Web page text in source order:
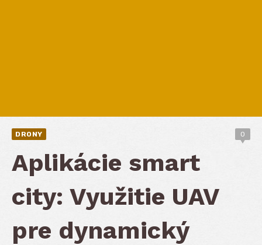
DRONY 0
Aplikácie smart
city: Využitie UAV
pre dynamický